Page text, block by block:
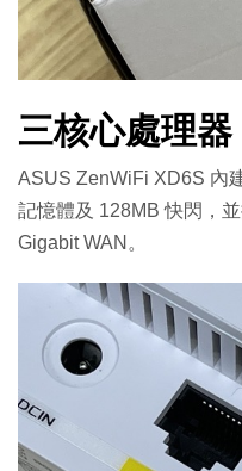
三核心處理器
ASUS ZenWiFi XD6S 內
記憶體及 128MB 快閃，
Gigabit WAN。